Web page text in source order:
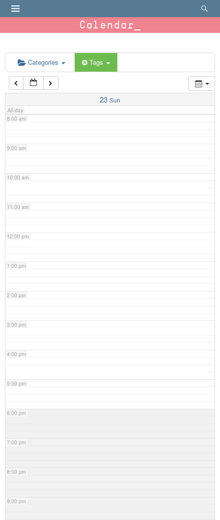
Calendar
Categories Tags
23 Sun
All-day
6:00 am
7:00 am
8:00 am
9:00 am
10:00 am
11:00 am
12:00 pm
1:00 pm
2:00 pm
3:00 pm
4:00 pm
5:00 pm
6:00 pm
7:00 pm
8:00 pm
9:00 pm